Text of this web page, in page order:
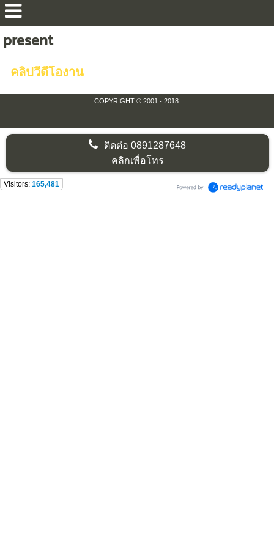
present
คลิปวีดีโองาน
COPYRIGHT © 2001 - 2018
ติดต่อ0891287648
คลิกเพื่อโทร
Visitors: 165,481